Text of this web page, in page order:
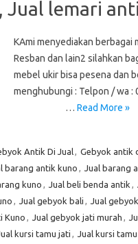
Jual lemari
KAmi menyediakan berbagai
Resban dan lain2 silahkan
mebel ukir bisa pesena dan
menghubungi : Telpon / wa :
… Read More »
Antik Di Jual, Gebyok antik
barang antik kuno , Jual barang
kuno , Jual beli benda antik ,
, Jual gebyok bali , Jual
Kuno , Jual gebyok jati murah ,
kursi tamu jati , Jual kursi